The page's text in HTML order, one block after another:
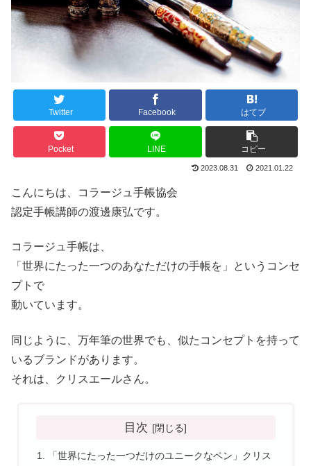
Twitter Facebook はてブ
Pocket LINE コピー
2023.08.31 2021.01.22
こんにちは、コラージュ手帳協会
認定手帳講師の渡邊康弘です。
コラージュ手帳は、
「世界にたった一つのあなただけの手帳を」というコンセ
プトで
動いています。
同じように、万年筆の世界でも、似たコンセプトを持って
いるブランドがあります。
それは、クリスエールさん。
目次
「世界にたった一つだけのユニークなペン」クリス